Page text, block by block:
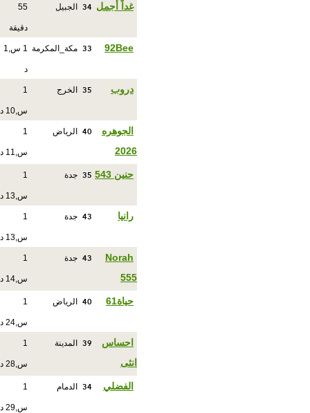
غداً أجمل 34 الجبيل 55
دقيقة
92Bee
33 مكة_المكرمة 1 س,1
د
دروب 35 الخرج 1
س,10 د
الجوهره
2026
40 الرياض 1
س,11 د
حنين 543 35 جدة 1
س,13 د
رانيا 43 جدة 1
س,13 د
Norah
555
43 جدة 1
س,14 د
حياة61 40 الرياض 1
س,24 د
احساس
انثى
39 المدينة 1
س,28 د
الفضلي 34 الدمام 1
س,29 د